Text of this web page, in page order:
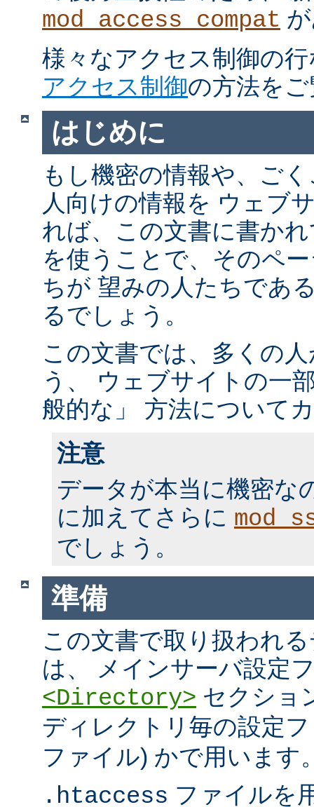
mod_access_compat
様々なアクセス制御の
アクセス制御の方法を
はじめに
もし機密の情報や、ご
人向けの情報を ウェブ
れば、この文書に書か
を使うことで、そのペ
ちが 望みの人たちであ
るでしょう。
この文書では、多くの
う、 ウェブサイトの一
般的な」 方法について
注意
データが本当に機密な
に加えてさらに
でしょう。
準備
この文書で取り扱われ
は、 メインサーバ設定
<Directory> セクショ
ディレクトリ毎の設定
ファイル) かで用います
.htaccess ファイルを